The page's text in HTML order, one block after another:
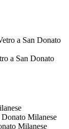
a San Donato
Milanese
Milanese